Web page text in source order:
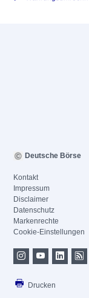
Deutsche Börse
Kontakt
Impressum
Disclaimer
Datenschutz
Markenrechte
Cookie-Einstellungen
Drucken